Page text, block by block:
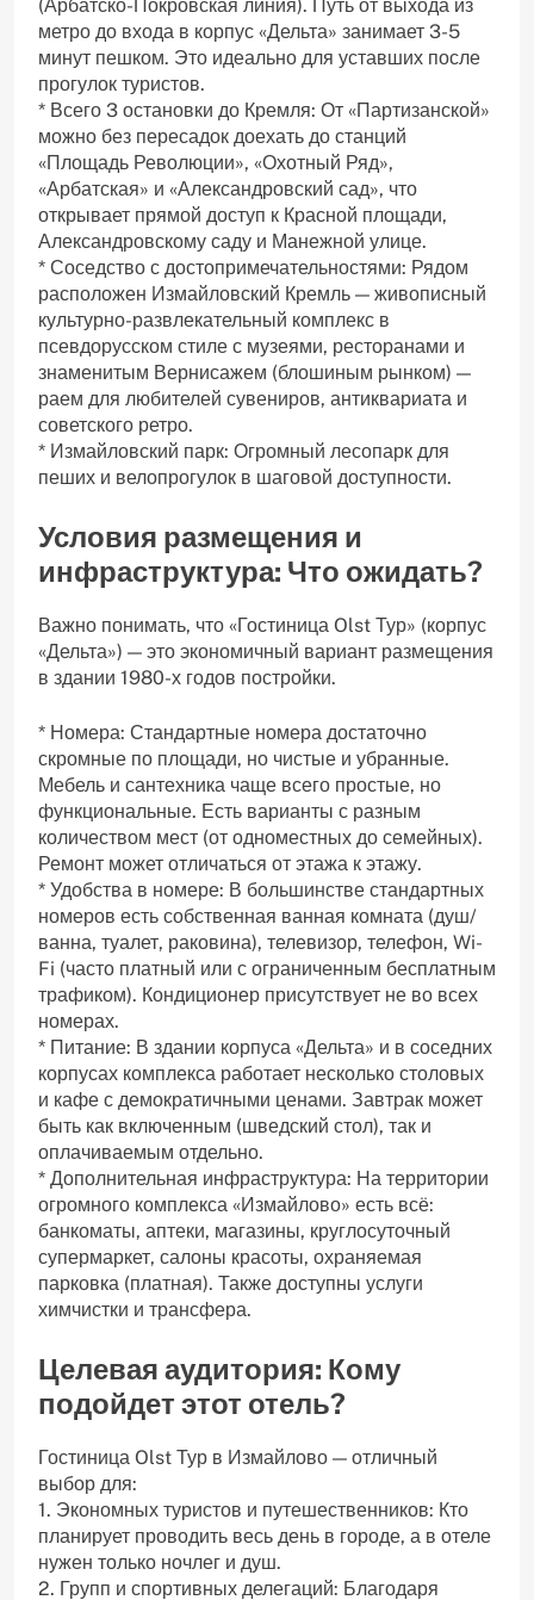
(Арбатско-Покровская линия). Путь от выхода из
метро до входа в корпус «Дельта» занимает 3-5
минут пешком. Это идеально для уставших после
прогулок туристов.
* Всего 3 остановки до Кремля: От «Партизанской»
можно без пересадок доехать до станций
«Площадь Революции», «Охотный Ряд»,
«Арбатская» и «Александровский сад», что
открывает прямой доступ к Красной площади,
Александровскому саду и Манежной улице.
* Соседство с достопримечательностями: Рядом
расположен Измайловский Кремль — живописный
культурно-развлекательный комплекс в
псевдорусском стиле с музеями, ресторанами и
знаменитым Вернисажем (блошиным рынком) —
раем для любителей сувениров, антиквариата и
советского ретро.
* Измайловский парк: Огромный лесопарк для
пеших и велопрогулок в шаговой доступности.
Условия размещения и
инфраструктура: Что ожидать?
Важно понимать, что «Гостиница Olst Тур» (корпус
«Дельта») — это экономичный вариант размещения
в здании 1980-х годов постройки.
* Номера: Стандартные номера достаточно
скромные по площади, но чистые и убранные.
Мебель и сантехника чаще всего простые, но
функциональные. Есть варианты с разным
количеством мест (от одноместных до семейных).
Ремонт может отличаться от этажа к этажу.
* Удобства в номере: В большинстве стандартных
номеров есть собственная ванная комната (душ/
ванна, туалет, раковина), телевизор, телефон, Wi-
Fi (часто платный или с ограниченным бесплатным
трафиком). Кондиционер присутствует не во всех
номерах.
* Питание: В здании корпуса «Дельта» и в соседних
корпусах комплекса работает несколько столовых
и кафе с демократичными ценами. Завтрак может
быть как включенным (шведский стол), так и
оплачиваемым отдельно.
* Дополнительная инфраструктура: На территории
огромного комплекса «Измайлово» есть всё:
банкоматы, аптеки, магазины, круглосуточный
супермаркет, салоны красоты, охраняемая
парковка (платная). Также доступны услуги
химчистки и трансфера.
Целевая аудитория: Кому
подойдет этот отель?
Гостиница Olst Тур в Измайлово — отличный
выбор для:
1. Экономных туристов и путешественников: Кто
планирует проводить весь день в городе, а в отеле
нужен только ночлег и душ.
2. Групп и спортивных делегаций: Благодаря